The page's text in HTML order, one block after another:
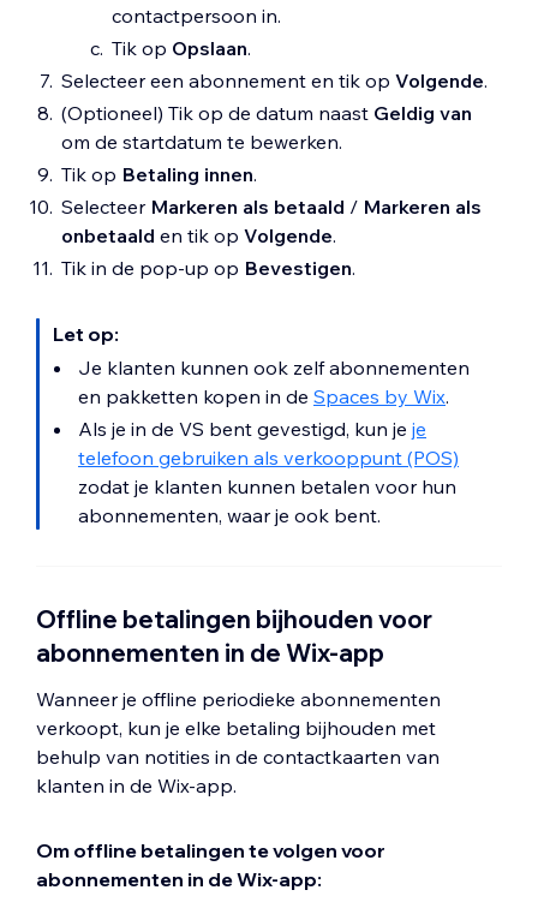
contactpersoon in.
Tik op Opslaan.
Selecteer een abonnement en tik op Volgende.
(Optioneel) Tik op de datum naast Geldig van
om de startdatum te bewerken.
Tik op Betaling innen.
Selecteer Markeren als betaald / Markeren als
onbetaald en tik op Volgende.
Tik in de pop-up op Bevestigen.
Let op:
Je klanten kunnen ook zelf abonnementen
en pakketten kopen in de Spaces by Wix.
Als je in de VS bent gevestigd, kun je je
telefoon gebruiken als verkooppunt (POS)
zodat je klanten kunnen betalen voor hun
abonnementen, waar je ook bent.
Offline betalingen bijhouden voor
abonnementen in de Wix-app
Wanneer je offline periodieke abonnementen
verkoopt, kun je elke betaling bijhouden met
behulp van notities in de contactkaarten van
klanten in de Wix-app.
Om offline betalingen te volgen voor
abonnementen in de Wix-app: